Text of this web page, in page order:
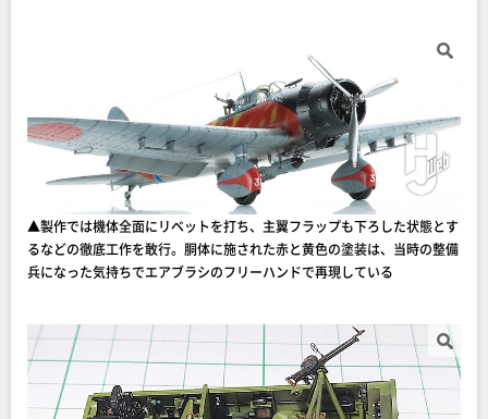
▲製作では機体全面にリベットを打ち、主翼フラップも下ろした状態とす
るなどの徹底工作を敢行。胴体に施された赤と黄色の塗装は、当時の整備
兵になった気持ちでエアブラシのフリーハンドで再現している